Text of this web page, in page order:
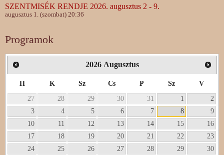
SZENTMISÉK RENDJE 2026. augusztus 2 - 9.
augusztus 1. (szombat) 20:36
Programok
2026 Augusztus
H K Sz Cs P Sz
V
27
28 29 30 31 1
2
3
4 5 6 7 8
9
10
11 12 13 14 15
16
17
18 19 20 21 22
23
24
25 26 27 28 29 30